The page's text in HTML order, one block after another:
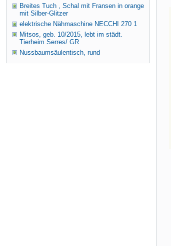
Breites Tuch , Schal mit Fransen in orange
mit Silber-Glitzer
elektrische Nähmaschine NECCHI 270 1
Mitsos, geb. 10/2015, lebt im städt.
Tierheim Serres/ GR
Nussbaumsäulentisch, rund